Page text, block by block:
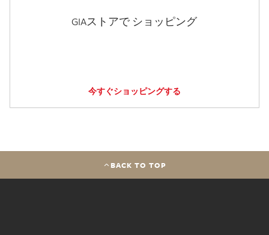
GIAストアで ショッピング
今すぐショッピングする
BACK TO TOP